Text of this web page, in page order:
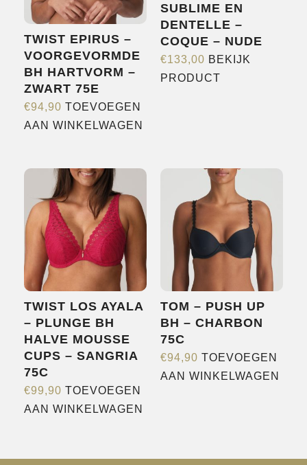
TWIST EPIRUS –
VOORGEVORMDE
BH HARTVORM –
ZWART 75E
€94,90 TOEVOEGEN
AAN WINKELWAGEN
SUBLIME EN
DENTELLE –
COQUE – NUDE
€133,00 BEKIJK
PRODUCT
Deze
optie
kan
gekozen
worden
op
productpagina
TWIST LOS AYALA
– PLUNGE BH
HALVE MOUSSE
CUPS – SANGRIA
75C
€99,90 TOEVOEGEN
AAN WINKELWAGEN
TOM – PUSH UP
BH – CHARBON
75C
€94,90 TOEVOEGEN
AAN WINKELWAGEN